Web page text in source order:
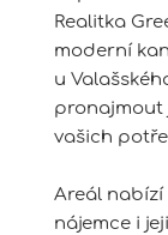
Realitka
moderní
u
pronajmout
vašich
Areál
nájemce i